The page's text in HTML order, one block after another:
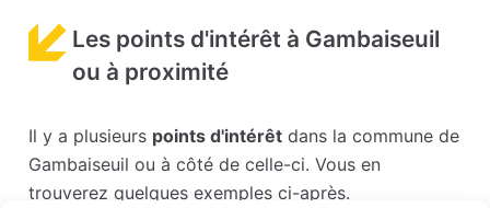
Les points d'intérêt à Gambaiseuil
ou à proximité
Il y a plusieurs points d'intérêt dans la commune de
Gambaiseuil ou à côté de celle-ci. Vous en
trouverez quelques exemples ci-après.